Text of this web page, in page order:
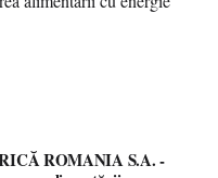
ROMANIA S.A. -